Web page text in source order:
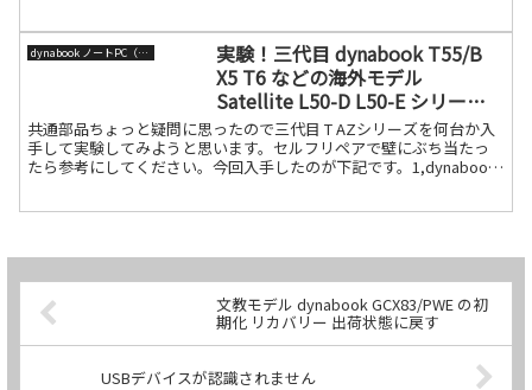
dynabook ノートPC（旧東芝）
実験！三代目 dynabook T55/B
X5 T6 などの海外モデル
Satellite L50-D L50-E シリーズ
の共通部品を探す
共通部品ちょっと疑問に思ったので三代目 T AZシリーズを何台か入
手して実験してみようと思います。セルフリペアで壁にぶち当たっ
たら参考にしてください。今回入手したのが下記です。1,dynabook
文教モデル dynabook GCX83/PWE の初
期化 リカバリー 出荷状態に戻す
USBデバイスが認識されません